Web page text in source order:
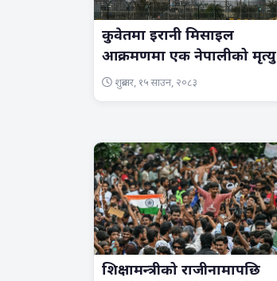
कुवेतमा इरानी मिसाइल
आक्रमणमा एक नेपालीको मृत्यु
शुक्रबार, १५ साउन, २०८३
शिक्षामन्त्रीको राजीनामापछि